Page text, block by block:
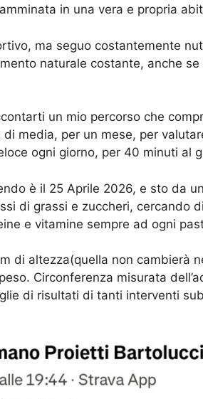
in una vera e propria
ma seguo costantemente
naturale costante, anche
un mio percorso che
media, per un mese, per
ogni giorno, per 40 minuti al
è il 25 Aprile 2026, e sto da
di grassi e zuccheri, cercando
e vitamine sempre ad ogni
di altezza(quella non cambierà
Circonferenza misurata
di risultati di tanti interventi